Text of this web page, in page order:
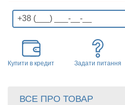
Купити в кредит Задати питання
ВСЕ ПРО ТОВАР